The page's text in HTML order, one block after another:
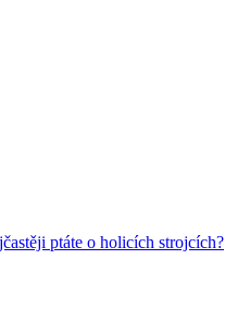
ptáte o holicích strojcích?